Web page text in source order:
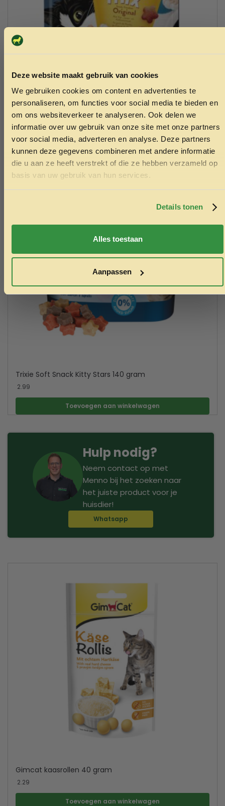
Deze website maakt gebruik van cookies
We gebruiken cookies om content en advertenties te
personaliseren, om functies voor social media te bieden en
om ons websiteverkeer te analyseren. Ook delen we
informatie over uw gebruik van onze site met onze partners
voor social media, adverteren en analyse. Deze partners
kunnen deze gegevens combineren met andere informatie
die u aan ze heeft verstrekt of die ze hebben verzameld op
basis van uw gebruik van hun services.
Details tonen
Alles toestaan
Aanpassen
Felix partymix original mix 200gram
Toevoegen aan winkelwagen
Trixie Soft Snack Kitty Stars 140 gram
2.99
Toevoegen aan winkelwagen
Hulp nodig?
Neem contact op met
Menno bij het zoeken naar
het juiste product voor je
huisdier!
Whatsapp
Gimcat kaasrollen 40 gram
2.29
Toevoegen aan winkelwagen
ONTVANG 5% KORTING OP
JE EERSTE BESTELLING!
Ontvang korting
Door je in te schrijven ga je akkoord met het ontvangen van
Nee, ik wil geen korting